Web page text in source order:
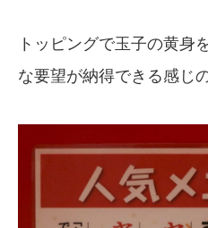
トッピングで玉子の黄身
な要望が納得できる感じ